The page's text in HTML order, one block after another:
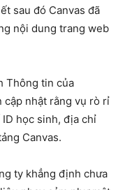
sau đó Canvas đã
nội dung trang web
Thông tin của
cập nhật rằng vụ rò rỉ
học sinh, địa chỉ
Canvas.
ty khẳng định chưa